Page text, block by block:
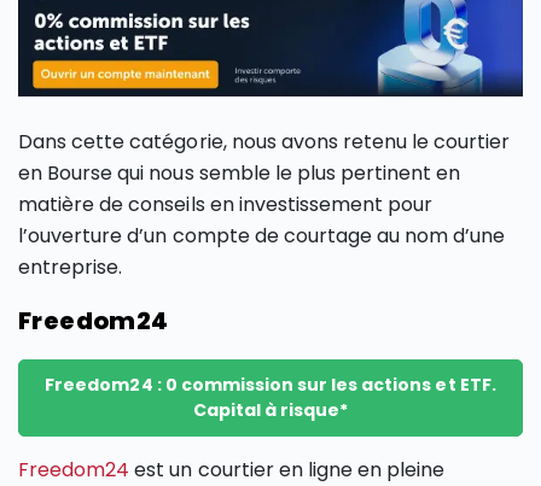
Dans cette catégorie, nous avons retenu le courtier
en Bourse qui nous semble le plus pertinent en
matière de conseils en investissement pour
l’ouverture d’un compte de courtage au nom d’une
entreprise.
Freedom24
Freedom24 : 0 commission sur les actions et ETF.
Capital à risque*
Freedom24 est un courtier en ligne en pleine